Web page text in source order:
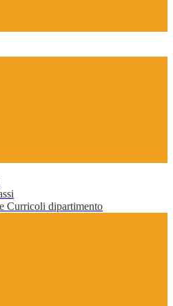
Curricoli dipartimento